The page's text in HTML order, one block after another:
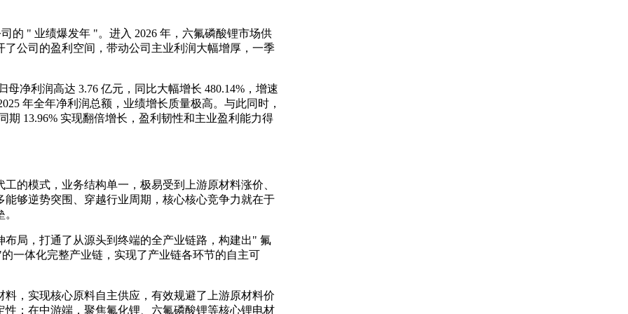
的 " 业绩爆发年 "。进入 2026 年，六氟磷酸锂市场供
公司的盈利空间，带动公司主业利润大幅增厚，一季
净利润高达 3.76 亿元，同比大幅增长 480.14%，增速
年全年净利润总额，业绩增长质量极高。与此同时，
期 13.96% 实现翻倍增长，盈利韧性和主业盈利能力得
的模式，业务结构单一，极易受到上游原材料涨价、
够逆势突围、穿越行业周期，核心核心竞争力就在于
局，打通了从源头到终端的全产业链路，构建出" 氟
体化完整产业链，实现了产业链各环节的自主可
，实现核心原料自主供应，有效规避了上游原材料价
；在中游端，聚焦氟化锂、六氟磷酸锂等核心锂电材